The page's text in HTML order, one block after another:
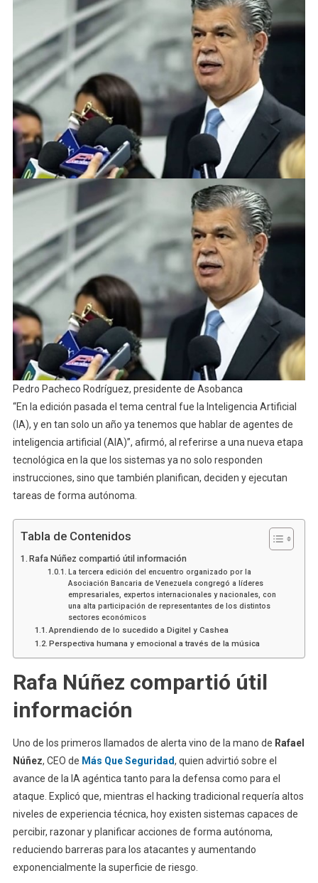
Pedro Pacheco Rodríguez, presidente de Asobanca
“En la edición pasada el tema central fue la Inteligencia Artificial
(IA), y en tan solo un año ya tenemos que hablar de agentes de
inteligencia artificial (AIA)”, afirmó, al referirse a una nueva etapa
tecnológica en la que los sistemas ya no solo responden
instrucciones, sino que también planifican, deciden y ejecutan
tareas de forma autónoma.
Tabla de Contenidos
Rafa Núñez compartió útil información
La tercera edición del encuentro organizado por la
Asociación Bancaria de Venezuela congregó a líderes
empresariales, expertos internacionales y nacionales, con
una alta participación de representantes de los distintos
sectores económicos
Aprendiendo de lo sucedido a Digitel y Cashea
Perspectiva humana y emocional a través de la música
Rafa Núñez compartió útil
información
Uno de los primeros llamados de alerta vino de la mano de Rafael
Núñez, CEO de Más Que Seguridad, quien advirtió sobre el
avance de la IA agéntica tanto para la defensa como para el
ataque. Explicó que, mientras el hacking tradicional requería altos
niveles de experiencia técnica, hoy existen sistemas capaces de
percibir, razonar y planificar acciones de forma autónoma,
reduciendo barreras para los atacantes y aumentando
exponencialmente la superficie de riesgo.